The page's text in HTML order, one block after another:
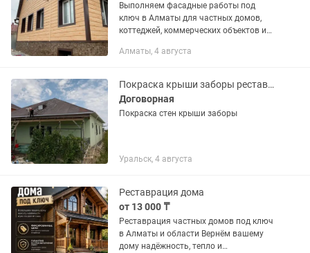
Выполняем фасадные работы под
ключ в Алматы для частных домов,
коттеджей, коммерческих объектов и
соблюдаем сроки и предоставляем
Что...
Алматы, 4 августа
Покраска крыши заборы реставрация
Договорная
Покраска стен крыши заборы
Уральск, 4 августа
Реставрация дома
от 13 000 ₸
Реставрация частных домов под ключ
в Алматы и области Вернём вашему
дому надёжность, тепло и